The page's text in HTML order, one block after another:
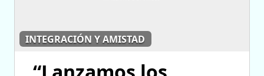
INTEGRACIÓN Y AMISTAD